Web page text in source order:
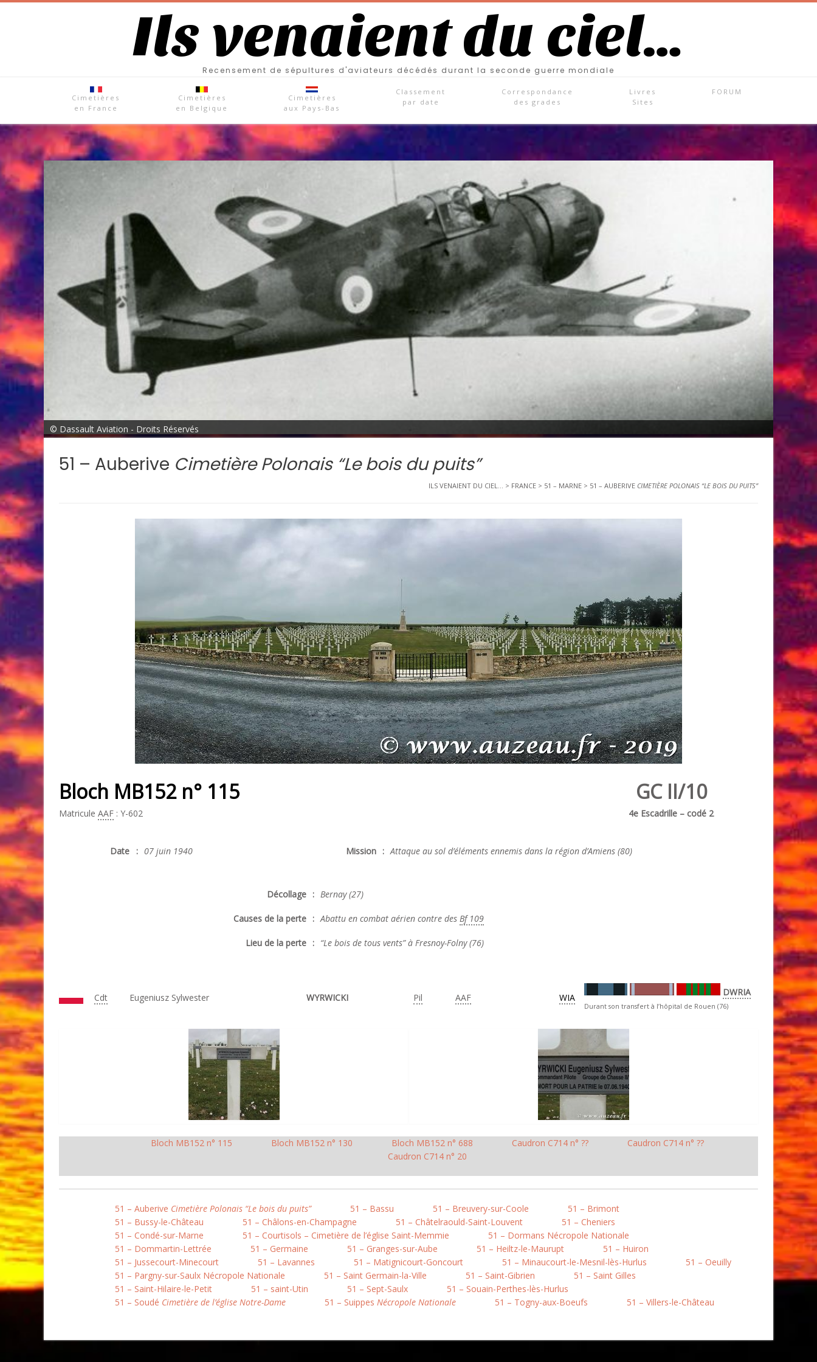
Ils venaient du ciel…
Recensement de sépultures d'aviateurs décédés durant la seconde guerre mondiale
Cimetières
en France
Cimetières
en Belgique
Cimetières
aux Pays-Bas
Classement
par date
Correspondance
des grades
Livres
Sites
FORUM
© Dassault Aviation - Droits Réservés
51 – Auberive Cimetière Polonais “Le bois du puits”
ILS VENAIENT DU CIEL... > FRANCE > 51 – MARNE > 51 – AUBERIVE CIMETIÈRE POLONAIS “LE BOIS DU PUITS”
Bloch MB152 n° 115 GC II/10
Matricule AAF : Y-602 4e Escadrille – codé 2
Date : 07 juin 1940 Mission : Attaque au sol d’éléments ennemis dans la région d’Amiens (80)
Décollage : Bernay (27)
Causes de la perte : Abattu en combat aérien contre des Bf 109
Lieu de la perte : “Le bois de tous vents” à Fresnoy-Folny (76)
Cdt Eugeniusz Sylwester WYRWICKI Pil AAF WIA DWRIA
Durant son transfert à l’hôpital de Rouen (76)
Bloch MB152 n° 115 Bloch MB152 n° 130 Bloch MB152 n° 688 Caudron C714 n° ??
Caudron C714 n° ??
Caudron C714 n° 20
51 – Auberive Cimetière Polonais “Le bois du puits” 51 – Bassu 51 – Breuvery-sur-Coole
51 – Brimont
51 – Bussy-le-Château
51 – Châlons-en-Champagne 51 – Châtelraould-Saint-Louvent
51 – Cheniers
51 – Condé-sur-Marne
51 – Courtisols – Cimetière de l’église Saint-Memmie
51 – Dormans Nécropole Nationale
51 – Dommartin-Lettrée
51 – Germaine 51 – Granges-sur-Aube 51 – Heiltz-le-Maurupt
51 – Huiron
51 – Jussecourt-Minecourt
51 – Lavannes 51 – Matignicourt-Goncourt 51 – Minaucourt-le-Mesnil-lès-Hurlus
51 – Oeuilly
51 – Pargny-sur-Saulx Nécropole Nationale
51 – Saint Germain-la-Ville 51 – Saint-Gibrien
51 – Saint Gilles
51 – Saint-Hilaire-le-Petit
51 – saint-Utin 51 – Sept-Saulx
51 – Souain-Perthes-lès-Hurlus
51 – Soudé Cimetière de l’église Notre-Dame 51 – Suippes Nécropole Nationale 51 – Togny-aux-Boeufs 51 – Villers-le-Château